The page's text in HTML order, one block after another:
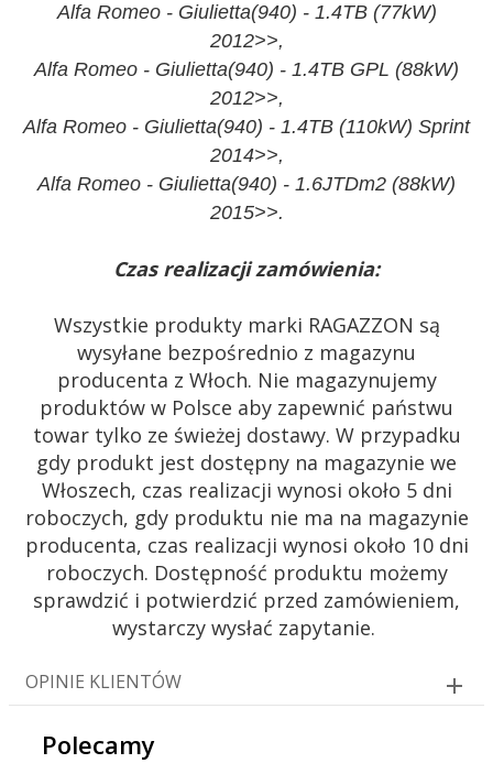
Alfa Romeo - Giulietta(940) - 1.4TB (77kW)
2012>>,
Alfa Romeo - Giulietta(940) - 1.4TB GPL (88kW)
2012>>,
Alfa Romeo - Giulietta(940) - 1.4TB (110kW) Sprint
2014>>,
Alfa Romeo - Giulietta(940) - 1.6JTDm2 (88kW)
2015>>.
Czas realizacji zamówienia:
Wszystkie produkty marki RAGAZZON są
wysyłane bezpośrednio z magazynu
producenta z Włoch. Nie magazynujemy
produktów w Polsce aby zapewnić państwu
towar tylko ze świeżej dostawy. W przypadku
gdy produkt jest dostępny na magazynie we
Włoszech, czas realizacji wynosi około 5 dni
roboczych, gdy produktu nie ma na magazynie
producenta, czas realizacji wynosi około 10 dni
roboczych. Dostępność produktu możemy
sprawdzić i potwierdzić przed zamówieniem,
wystarczy wysłać zapytanie.
OPINIE KLIENTÓW
Polecamy